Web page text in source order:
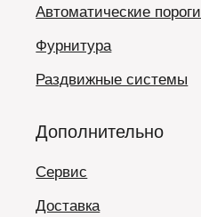
Автоматические пороги
Фурнитура
Раздвижные системы
Дополнительно
Сервис
Доставка